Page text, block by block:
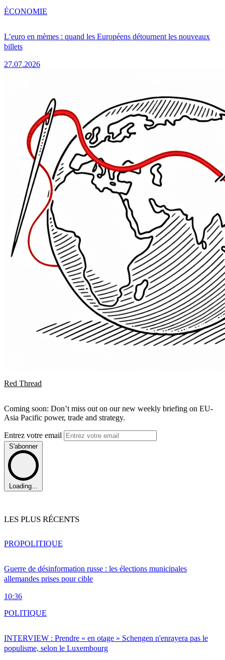
L’euro en mèmes : quand les Européens détournent les nouveaux
billets
27.07.2026
ÉCONOMIE
Red Thread
Coming soon: Don’t miss out on our new weekly briefing on EU-
Asia Pacific power, trade and strategy.
Entrez votre email
S'abonner
Loading...
LES PLUS RÉCENTS
Guerre de désinformation russe : les élections municipales
allemandes prises pour cible
10:36
PROPOLITIQUE
INTERVIEW : Prendre « en otage » Schengen n'enrayera pas le
populisme, selon le Luxembourg
POLITIQUE